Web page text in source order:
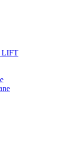
LIFT